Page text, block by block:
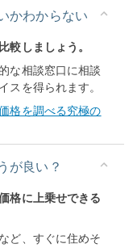
かわからない
較しましょう。
な相談窓口に相談
スを得られます。
格を調べる究極の
が良い？
格に上乗せできる
ど、すぐに住めそ